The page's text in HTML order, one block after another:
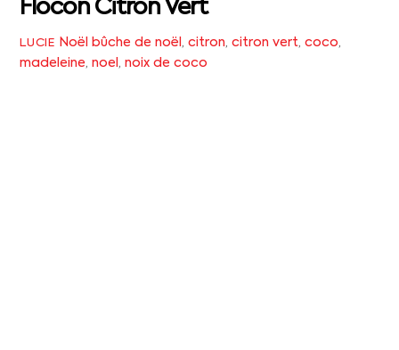
Flocon Citron Vert
LUCIE Noël bûche de noël , citron, citron vert, coco,
madeleine,noel,noix de coco